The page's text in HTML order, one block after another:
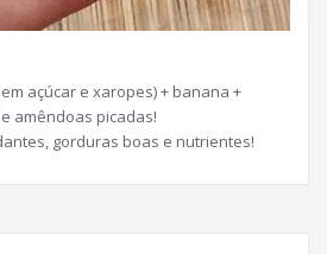
açúcar e xaropes) + banana +
amêndoas picadas!
gorduras boas e nutrientes!